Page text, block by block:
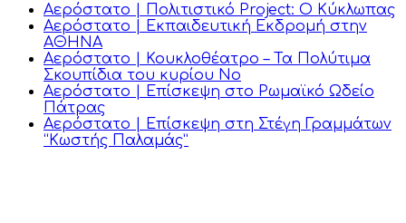
Αερόστατο | Πολιτιστικό Project: Ο Κύκλωπας
Αερόστατο | Εκπαιδευτική Εκδρομή στην
ΑΘΗΝΑ
Αερόστατο | Κουκλοθέατρο – Τα Πολύτιμα
Σκουπίδια του κυρίου Νο
Αερόστατο | Επίσκεψη στο Ρωμαϊκό Ωδείο
Πάτρας
Αερόστατο | Επίσκεψη στη Στέγη Γραμμάτων
“Κωστής Παλαμάς”